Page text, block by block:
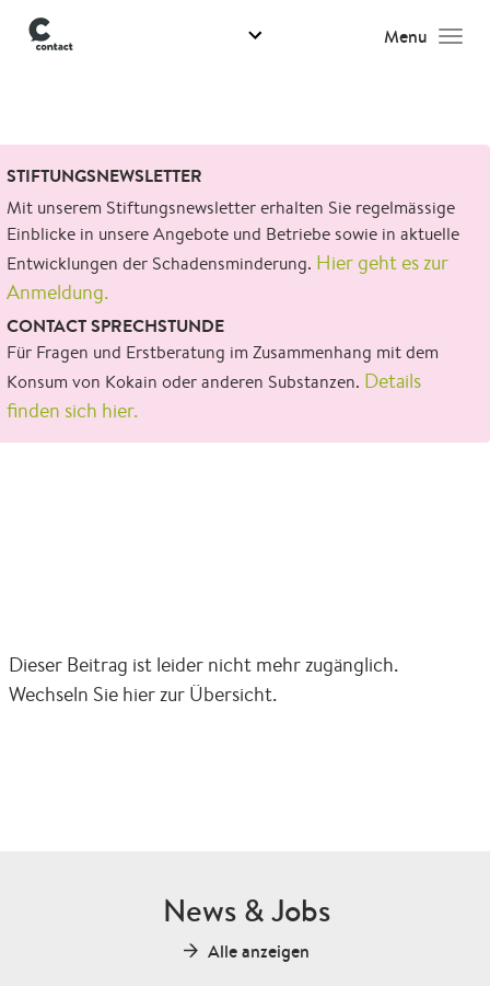
Menu
nach:
STIFTUNGSNEWSLETTER
Mit unserem Stiftungsnewsletter erhalten Sie regelmässige
Einblicke in unsere Angebote und Betriebe sowie in aktuelle
Entwicklungen der Schadensminderung. Hier geht es zur
Anmeldung.
CONTACT SPRECHSTUNDE
Für Fragen und Erstberatung im Zusammenhang mit dem
Konsum von Kokain oder anderen Substanzen. Details
finden sich hier.
Dieser Beitrag ist leider nicht mehr zugänglich.
Wechseln Sie hier zur Übersicht.
News & Jobs
Alle anzeigen